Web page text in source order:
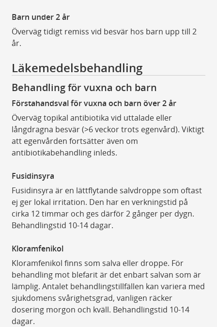
Barn under 2 år
Överväg tidigt remiss vid besvär hos barn upp till 2
år.
Läkemedelsbehandling
Behandling för vuxna och barn
Förstahandsval för vuxna och barn över 2 år
Överväg topikal antibiotika vid uttalade eller
långdragna besvär (>6 veckor trots egenvård). Viktigt
att egenvården fortsätter även om
antibiotikabehandling inleds.
Fusidinsyra
Fusidinsyra är en lättflytande salvdroppe som oftast
ej ger lokal irritation. Den har en verkningstid på
cirka 12 timmar och ges därför 2 gånger per dygn.
Behandlingstid 10-14 dagar.
Kloramfenikol
Kloramfenikol finns som salva eller droppe. För
behandling mot blefarit är det enbart salvan som är
lämplig. Antalet behandlingstillfällen kan variera med
sjukdomens svårighetsgrad, vanligen räcker
dosering morgon och kväll. Behandlingstid 10-14
dagar.